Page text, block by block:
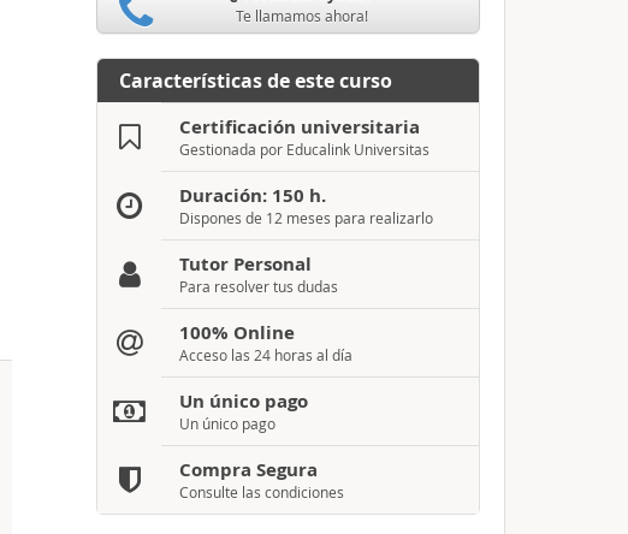
Te llamamos ahora!
Características de este curso
Certificación universitaria
Gestionada por Educalink Universitas
Duración: 150 h.
Dispones de 12 meses para realizarlo
Tutor Personal
Para resolver tus dudas
100% Online
Acceso las 24 horas al día
Un único pago
Un único pago
Compra Segura
Consulte las condiciones